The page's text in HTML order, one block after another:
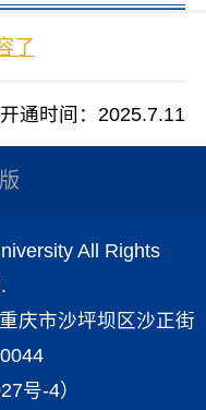
了
开通时间： 2025.7.11
All Rights
庆市沙坪坝区沙正街
号-4）